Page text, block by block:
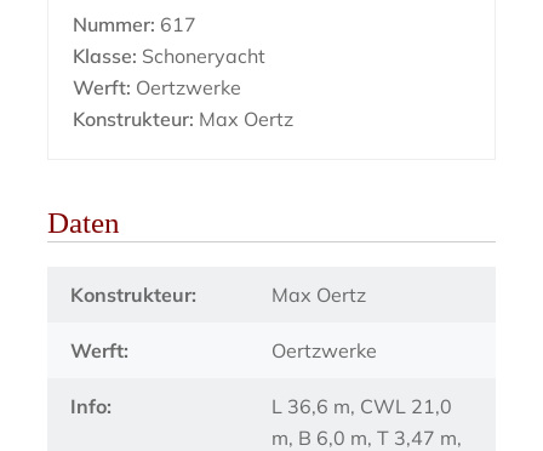
Nummer: 617
Klasse: Schoneryacht
Werft: Oertzwerke
Konstrukteur: Max Oertz
Daten
Konstrukteur: Max Oertz
Werft: Oertzwerke
Info:
L 36,6 m, CWL 21,0
m, B 6,0 m, T 3,47 m,